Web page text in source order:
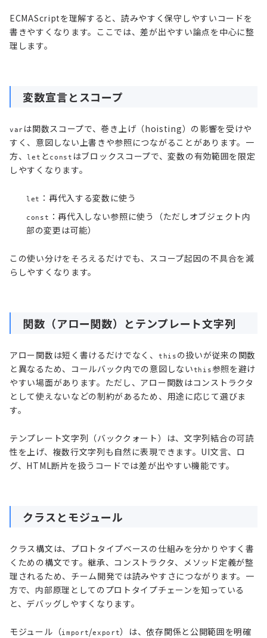
ECMAScriptを理解すると、読みやすく保守しやすいコードを
書きやすくなります。ここでは、差が出やすい論点を中心に整
理します。
変数宣言とスコープ
var は関数スコープで、巻き上げ（hoisting）の影響を受けや
すく、意図しない上書きや参照につながることがあります。一
方、let と const はブロックスコープで、変数の有効範囲を限定
しやすくなります。
let ：再代入する変数に使う
const ：再代入しない参照に使う（ただしオブジェクト内
部の変更は可能）
この使い分けをそろえるだけでも、スコープ起因の不具合を減
らしやすくなります。
関数（アロー関数）とテンプレート文字列
アロー関数は短く書けるだけでなく、 this の扱いが従来の関数
と異なるため、コールバック内での意図しないthis参照を避け
やすい場面があります。ただし、アロー関数はコンストラクタ
として使えないなどの制約があるため、用途に応じて選びま
す。
テンプレート文字列（バッククォート）は、文字列結合の可読
性を上げ、複数行文字列も自然に表現できます。UI文言、ロ
グ、HTML断片を扱うコードでは差が出やすい機能です。
クラスとモジュール
クラス構文は、プロトタイプベースの仕組みを分かりやすく書
くための構文です。継承、コンストラクタ、メソッド定義が整
理されるため、チーム開発では読みやすさにつながります。一
方で、内部原理としてのプロトタイプチェーンを知っている
と、デバッグしやすくなります。
モジュール（import/export）は、依存関係と公開範囲を明確